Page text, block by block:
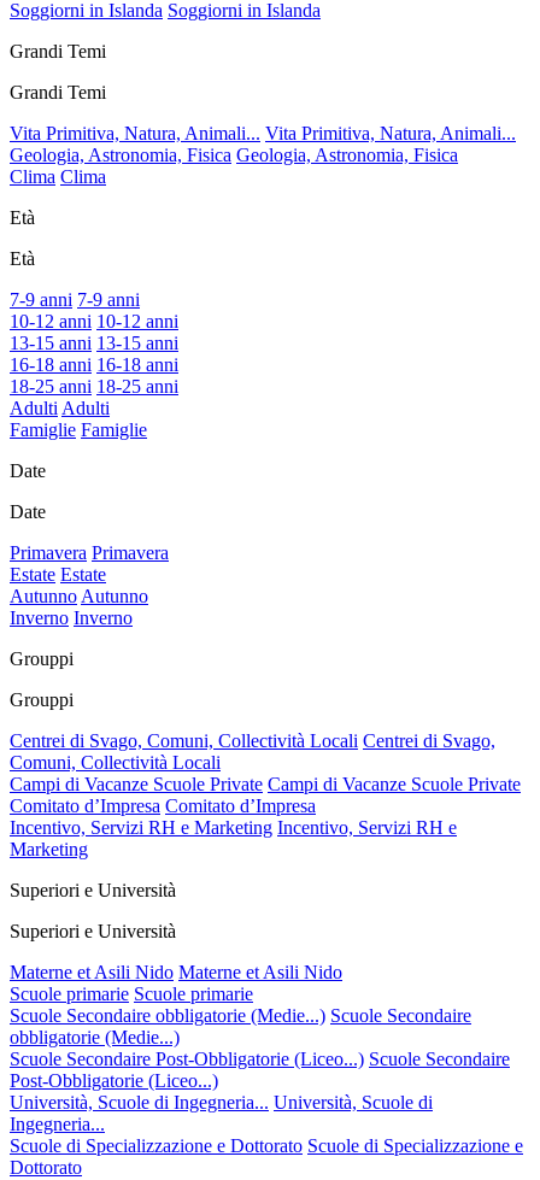
Soggiorni in Islanda Soggiorni in Islanda
Grandi Temi
Grandi Temi
Vita Primitiva, Natura, Animali... Vita Primitiva, Natura, Animali...
Geologia, Astronomia, Fisica Geologia, Astronomia, Fisica
Clima Clima
Età
Età
7-9 anni 7-9 anni
10-12 anni 10-12 anni
13-15 anni 13-15 anni
16-18 anni 16-18 anni
18-25 anni 18-25 anni
AdultiAdulti
Famiglie Famiglie
Date
Date
Primavera Primavera
Estate Estate
AutunnoAutunno
Inverno Inverno
Grouppi
Grouppi
Centrei di Svago, Comuni, Collectività Locali Centrei di Svago,
Comuni, Collectività Locali
Campi di Vacanze Scuole Private Campi di Vacanze Scuole Private
Comitato d’Impresa Comitato d’Impresa
Incentivo, Servizi RH e Marketing Incentivo, Servizi RH e
Marketing
Superiori e Università
Superiori e Università
Materne et Asili Nido Materne et Asili Nido
Scuole primarie Scuole primarie
Scuole Secondaire obbligatorie (Medie...) Scuole Secondaire
obbligatorie (Medie...)
Scuole Secondaire Post-Obbligatorie (Liceo...) Scuole Secondaire
Post-Obbligatorie (Liceo...)
Università, Scuole di Ingegneria... Università, Scuole di
Ingegneria...
Scuole di Specializzazione e Dottorato Scuole di Specializzazione e
Dottorato